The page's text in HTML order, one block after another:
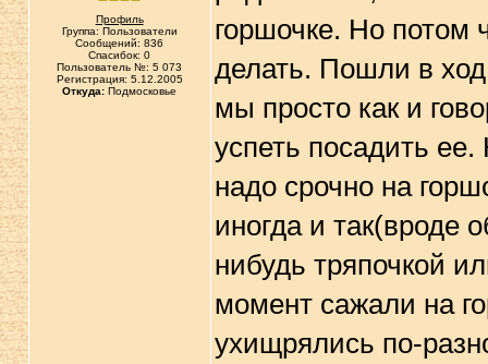
Профиль
Группа: Пользователи
Сообщений: 836
Спасибок: 0
Пользователь №: 5 073
Регистрация: 5.12.2005
Откуда: Подмосковье
горшочке. Но потом
делать. Пошли в
мы просто как и
успеть посадить
надо срочно на
иногда и так(вроде
нибудь тряпочкой
момент сажали на
ухищрялись по-